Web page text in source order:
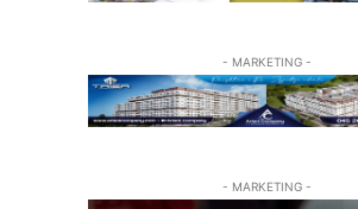
- MARKETING -
- MARKETING -